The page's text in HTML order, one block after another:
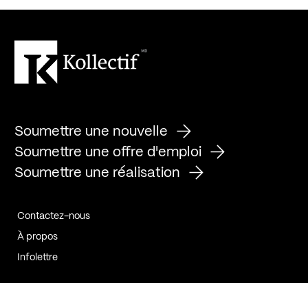
Soumettre une nouvelle
Soumettre une offre d'emploi
Soumettre une réalisation
Contactez-nous
À propos
Infolettre